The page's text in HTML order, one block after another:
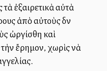
τὰ ἐξαιρετικὰ αὐτὰ
ἀπὸ αὐτοὺς δὲν
ὠργίσθη καὶ
ἔρημον, χωρὶς νὰ